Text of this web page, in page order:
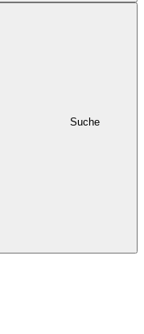
Suche